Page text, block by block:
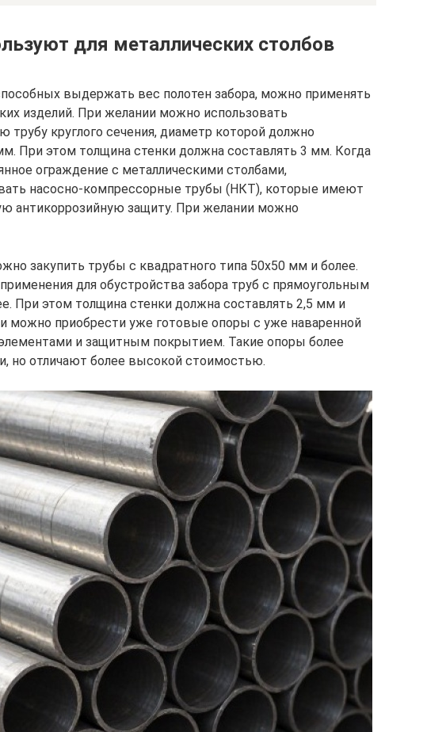
для металлических столбов
выдержать вес полотен забора, можно применять
изделий. При желании можно использовать
трубу круглого сечения, диаметр которой должно
При этом толщина стенки должна составлять 3 мм. Когда
ограждение с металлическими столбами,
насосно-компрессорные трубы (НКТ), которые имеют
антикоррозийную защиту. При желании можно
закупить трубы с квадратного типа 50х50 мм и более.
для обустройства забора труб с прямоугольным
При этом толщина стенки должна составлять 2,5 мм и
можно приобрести уже готовые опоры с уже наваренной
и защитным покрытием. Такие опоры более
но отличают более высокой стоимостью.